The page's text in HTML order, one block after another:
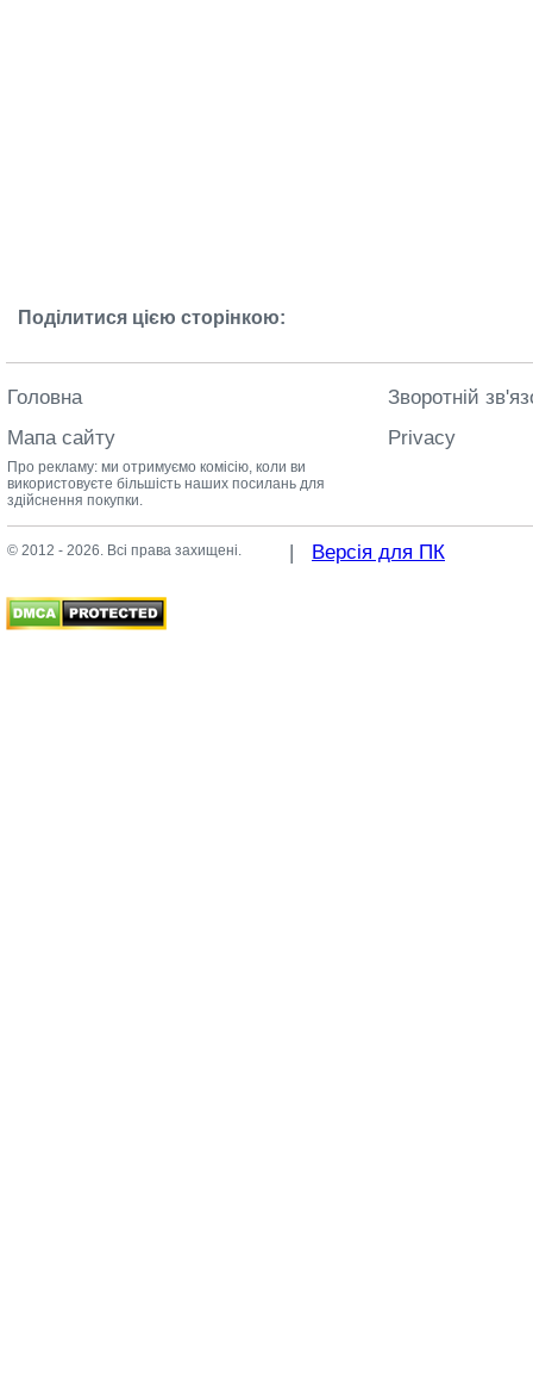
Поділитися цією сторінкою:
Головна
Мапа сайту
Зворотній
Privacy
Про рекламу: ми отримуємо комісію, коли ви
використовуєте більшість наших посилань для
здійснення покупки.
© 2012 - 2026. Всі права захищені. | Версія для ПК